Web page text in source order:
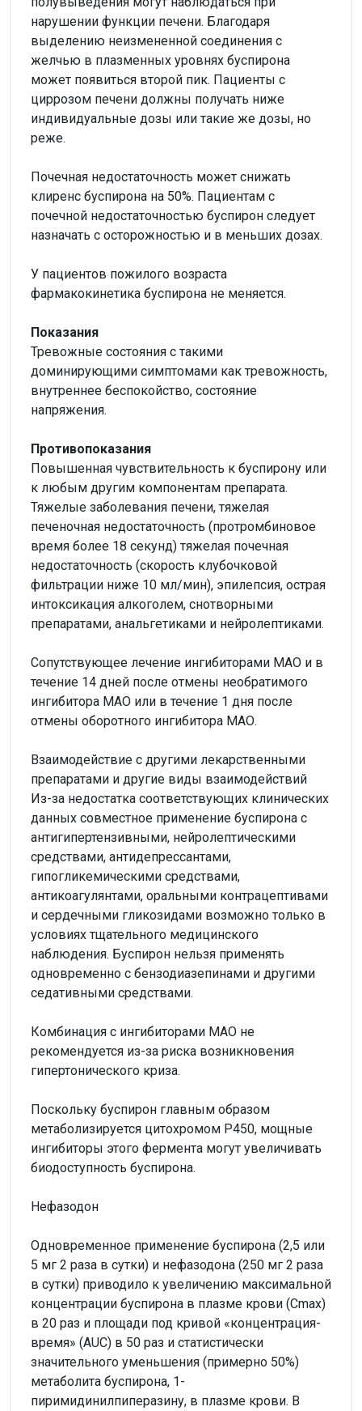
нарушении функции печени. Благодаря
выделению неизмененной соединения с
желчью в плазменных уровнях буспирона
может появиться второй пик. Пациенты с
циррозом печени должны получать ниже
индивидуальные дозы или такие же дозы, но
реже.
Почечная недостаточность может снижать
клиренс буспирона на 50%. Пациентам с
почечной недостаточностью буспирон следует
назначать с осторожностью и в меньших дозах.
У пациентов пожилого возраста
фармакокинетика буспирона не меняется.
Показания
Тревожные состояния с такими
доминирующими симптомами как тревожность,
внутреннее беспокойство, состояние
напряжения.
Противопоказания
Повышенная чувствительность к буспирону или
к любым другим компонентам препарата.
Тяжелые заболевания печени, тяжелая
печеночная недостаточность (протромбиновое
время более 18 секунд) тяжелая почечная
недостаточность (скорость клубочковой
фильтрации ниже 10 мл/мин), эпилепсия, острая
интоксикация алкоголем, снотворными
препаратами, анальгетиками и нейролептиками.
Сопутствующее лечение ингибиторами МАО и в
течение 14 дней после отмены необратимого
ингибитора МАО или в течение 1 дня после
отмены оборотного ингибитора МАО.
Взаимодействие с другими лекарственными
препаратами и другие виды взаимодействий
Из-за недостатка соответствующих клинических
данных совместное применение буспирона с
антигипертензивными, нейролептическими
средствами, антидепрессантами,
гипогликемическими средствами,
антикоагулянтами, оральными контрацептивами
и сердечными гликозидами возможно только в
условиях тщательного медицинского
наблюдения. Буспирон нельзя применять
одновременно с бензодиазепинами и другими
седативными средствами.
Комбинация с ингибиторами МАО не
рекомендуется из-за риска возникновения
гипертонического криза.
Поскольку буспирон главным образом
метаболизируется цитохромом Р450, мощные
ингибиторы этого фермента могут увеличивать
биодоступность буспирона.
Нефазодон
Одновременное применение буспирона (2,5 или
5 мг 2 раза в сутки) и нефазодона (250 мг 2 раза
в сутки) приводило к увеличению максимальной
концентрации буспирона в плазме крови (Cmax)
в 20 раз и площади под кривой «концентрация-
время» (AUC) в 50 раз и статистически
значительного уменьшения (примерно 50%)
метаболита буспирона, 1-
пиримидинилпиперазину, в плазме крови. В